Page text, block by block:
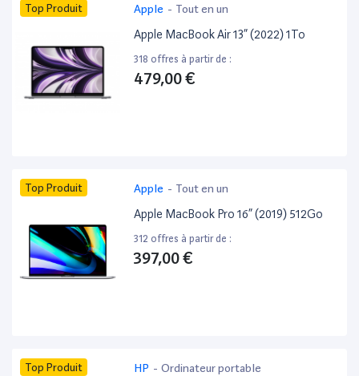
Top Produit Apple - Tout en un
Apple MacBook Air 13” (2022) 1To
318 offres à partir de :
479,00 €
Top Produit Apple - Tout en un
Apple MacBook Pro 16” (2019) 512Go
312 offres à partir de :
397,00 €
Top Produit HP - Ordinateur portable